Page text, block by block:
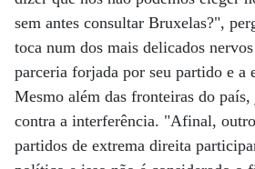
sem antes consultar Bruxelas?",
toca num dos mais delicados
parceria forjada por seu partido e a
Mesmo além das fronteiras do
contra a interferência. "Afinal,
partidos de extrema direita